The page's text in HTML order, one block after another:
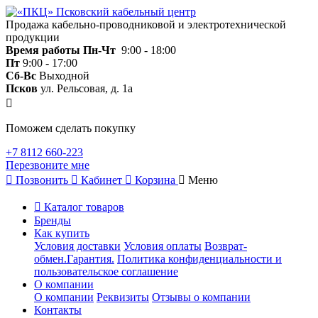
Продажа кабельно-проводниковой и электротехнической
продукции
Время работы Пн-Чт 9:00 - 18:00
Пт 9:00 - 17:00
Сб-Вс Выходной
Псков ул. Рельсовая, д. 1а
Поможем сделать покупку
+7 8112 660-223
Перезвоните мне
Позвонить
Кабинет Корзина Меню
Каталог товаров
Бренды
Как купить
Условия доставки Условия оплаты Возврат-
обмен.Гарантия. Политика конфиденциальности и
пользовательское соглашение
О компании
О компании Реквизиты Отзывы о компании
Контакты